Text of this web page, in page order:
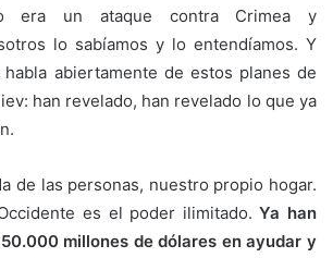
era un ataque contra Crimea y
lo sabíamos y lo entendíamos. Y
abiertamente de estos planes de
han revelado, han revelado lo que ya
de las personas, nuestro propio hogar.
es el poder ilimitado.Ya han
millones de dólares en ayudar y